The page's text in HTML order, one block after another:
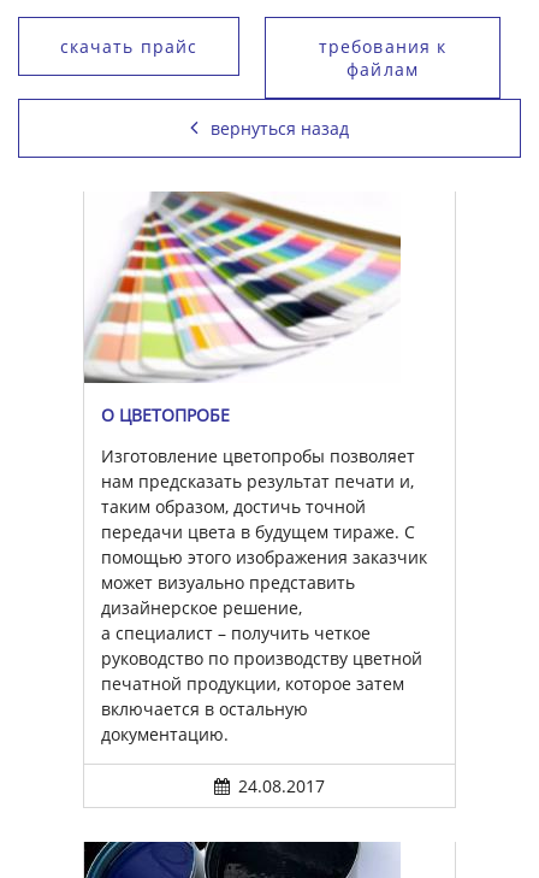
скачать прайс
требования к
файлам
вернуться назад
О ЦВЕТОПРОБЕ
Изготовление цветопробы позволяет
нам предсказать результат печати и,
таким образом, достичь точной
передачи цвета в будущем тираже. С
помощью этого изображения заказчик
может визуально представить
дизайнерское решение,
а специалист – получить четкое
руководство по производству цветной
печатной продукции, которое затем
включается в остальную
документацию.
24.08.2017